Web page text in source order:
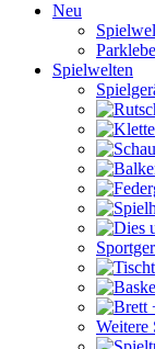
Neu
Spielwelten
Weitere